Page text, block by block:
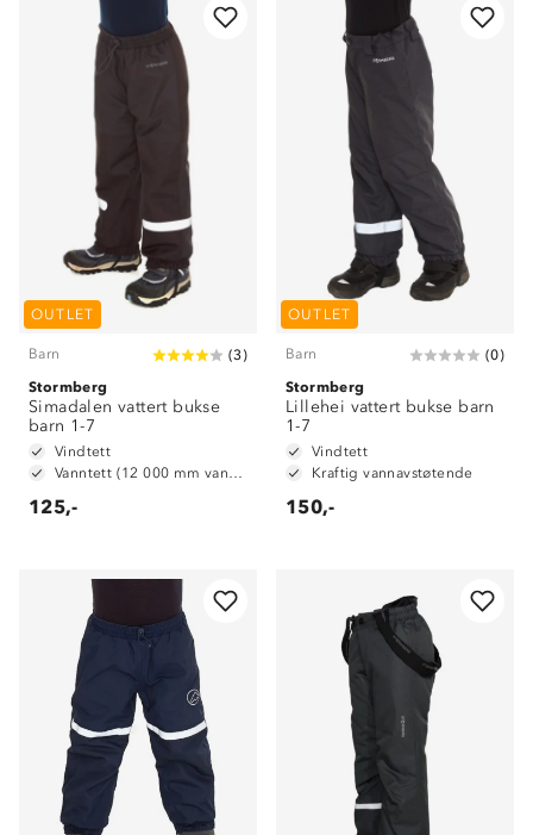
OUTLET
Barn (3)
Stormberg
Simadalen vattert bukse
barn 1-7
Vindtett
Vanntett (12 000 mm vannsøyle)
125,-
OUTLET
Barn (0)
Stormberg
Lillehei vattert bukse barn
1-7
Vindtett
Kraftig vannavstøtende
150,-